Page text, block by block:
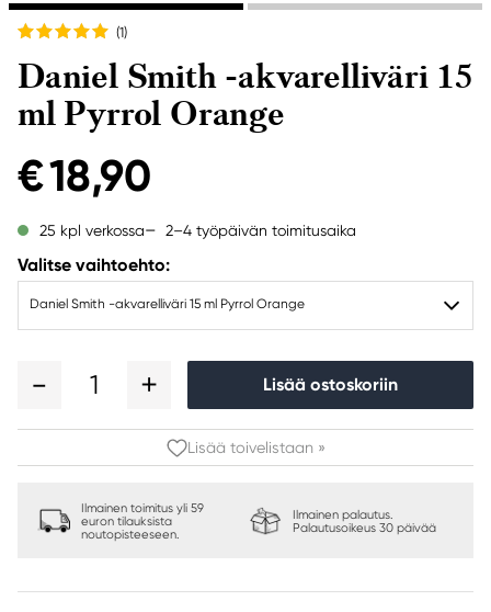
(1)
Daniel Smith -akvarelliväri 15
ml Pyrrol Orange
€ 18,90
25 kpl verkossa 2–4 työpäivän toimitusaika
Valitse vaihtoehto:
Daniel Smith -akvarelliväri 15 ml Pyrrol Orange
1 Lisää ostoskoriin
Lisää toivelistaan »
Ilmainen toimitus yli 59
euron tilauksista
noutopisteeseen.
Ilmainen palautus.
Palautusoikeus 30 päivää